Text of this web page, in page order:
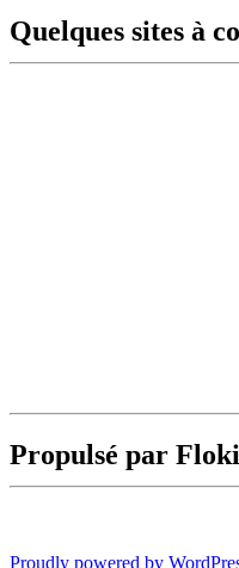
Quelques sites à
Propulsé par
Proudly powered by